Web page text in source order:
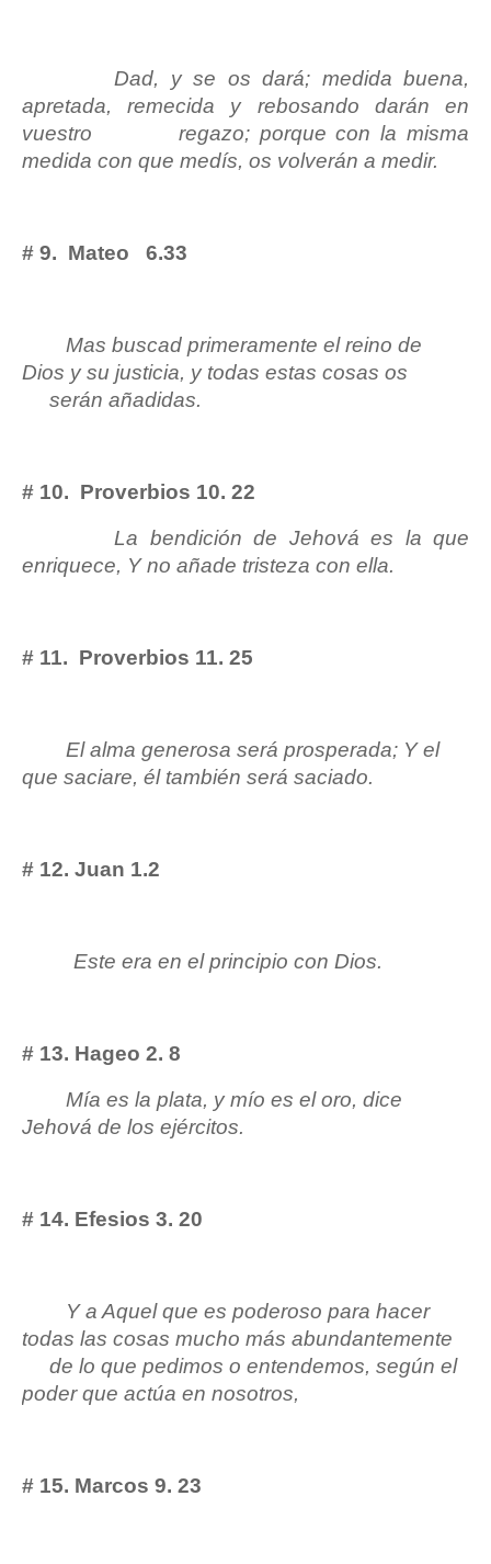
Dad, y se os dará; medida buena,
apretada, remecida y rebosando darán en
vuestro
regazo; porque con la misma
medida con que medís, os volverán a medir.
# 9. Mateo 6.33
Mas buscad primeramente el reino de
Dios y su justicia, y todas estas cosas os
serán añadidas.
# 10. Proverbios 10. 22
La bendición de Jehová es la que
enriquece, Y no añade tristeza con ella.
# 11. Proverbios 11. 25
El alma generosa será prosperada; Y el
que saciare, él también será saciado.
# 12. Juan 1.2
Este era en el principio con Dios.
# 13. Hageo 2. 8
Mía es la plata, y mío es el oro, dice
Jehová de los ejércitos.
# 14. Efesios 3. 20
Y a Aquel que es poderoso para hacer
todas las cosas mucho más abundantemente
de lo que pedimos o entendemos, según el
poder que actúa en nosotros,
# 15. Marcos 9. 23